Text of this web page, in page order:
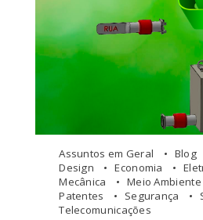
Assuntos em Geral Blog
Design
Economia
Mecânica
Meio Ambiente
Patentes
Segurança
Telecomunicações